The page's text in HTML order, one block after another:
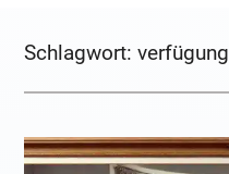
Schlagwort:verfügung